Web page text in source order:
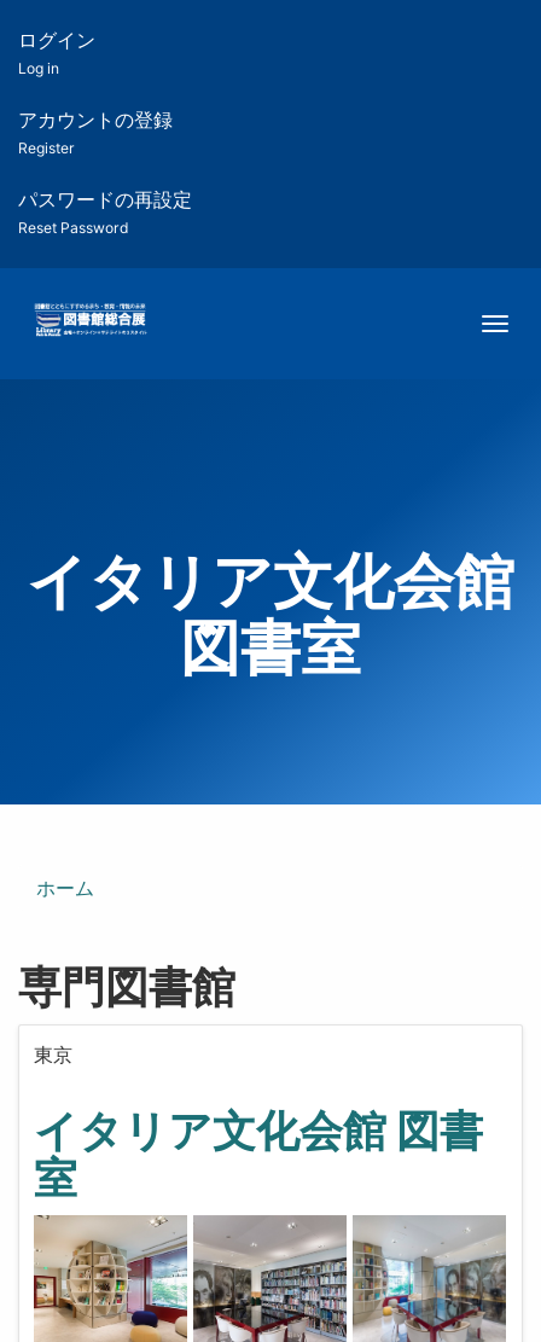
ツ
匿
名
ユ
ー
ー
用
メ
ログイン
Log in
アカウントの登録
Register
パスワードの再設定
Reset Password
イタリア文化会館
図書室
ホーム
専門図書館
東京
イタリア文化会館 図書
室